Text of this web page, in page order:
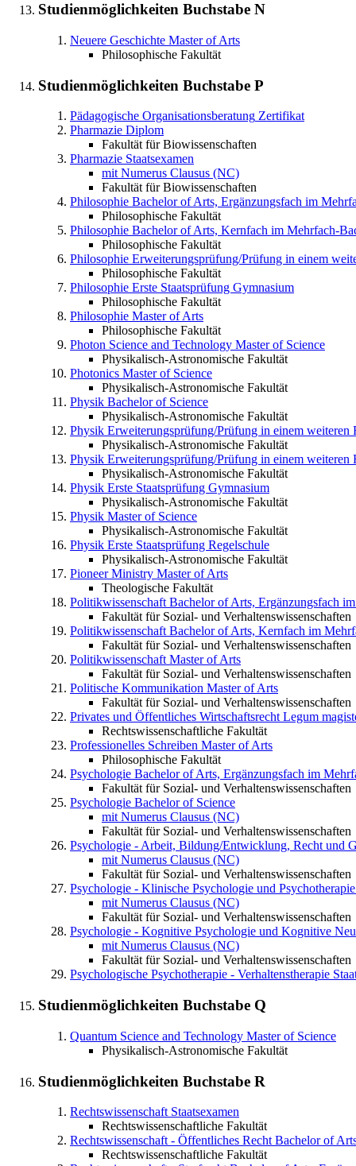
Studienmöglichkeiten Buchstabe N
Neuere Geschichte Master of Arts
Philosophische Fakultät
Studienmöglichkeiten Buchstabe P
Pädagogische Organisationsberatung Zertifikat
Pharmazie Diplom
Fakultät für Biowissenschaften
Pharmazie Staatsexamen
mit Numerus Clausus (NC)
Fakultät für Biowissenschaften
Philosophie Bachelor of Arts, Ergänzungsfach im
Philosophische Fakultät
Philosophie Bachelor of Arts, Kernfach im Mehrfach-
Philosophische Fakultät
Philosophie Erweiterungsprüfung/Prüfung in einem
Philosophische Fakultät
Philosophie Erste Staatsprüfung Gymnasium
Philosophische Fakultät
Philosophie Master of Arts
Philosophische Fakultät
Photon Science and Technology Master of Science
Physikalisch-Astronomische Fakultät
Photonics Master of Science
Physikalisch-Astronomische Fakultät
Physik Bachelor of Science
Physikalisch-Astronomische Fakultät
Physik Erweiterungsprüfung/Prüfung in einem weiteren
Physikalisch-Astronomische Fakultät
Physik Erweiterungsprüfung/Prüfung in einem weiteren
Physikalisch-Astronomische Fakultät
Physik Erste Staatsprüfung Gymnasium
Physikalisch-Astronomische Fakultät
Physik Master of Science
Physikalisch-Astronomische Fakultät
Physik Erste Staatsprüfung Regelschule
Physikalisch-Astronomische Fakultät
Pioneer Ministry Master of Arts
Theologische Fakultät
Politikwissenschaft Bachelor of Arts, Ergänzungsfach
Fakultät für Sozial- und Verhaltenswissenschaften
Politikwissenschaft Bachelor of Arts, Kernfach im
Fakultät für Sozial- und Verhaltenswissenschaften
Politikwissenschaft Master of Arts
Fakultät für Sozial- und Verhaltenswissenschaften
Politische Kommunikation Master of Arts
Fakultät für Sozial- und Verhaltenswissenschaften
Privates und Öffentliches Wirtschaftsrecht Legum
Rechtswissenschaftliche Fakultät
Professionelles Schreiben Master of Arts
Philosophische Fakultät
Psychologie Bachelor of Arts, Ergänzungsfach im
Fakultät für Sozial- und Verhaltenswissenschaften
Psychologie Bachelor of Science
mit Numerus Clausus (NC)
Fakultät für Sozial- und Verhaltenswissenschaften
Psychologie - Arbeit, Bildung/Entwicklung, Recht und
mit Numerus Clausus (NC)
Fakultät für Sozial- und Verhaltenswissenschaften
Psychologie - Klinische Psychologie und Psychotherapie
mit Numerus Clausus (NC)
Fakultät für Sozial- und Verhaltenswissenschaften
Psychologie - Kognitive Psychologie und Kognitive
mit Numerus Clausus (NC)
Fakultät für Sozial- und Verhaltenswissenschaften
Psychologische Psychotherapie - Verhaltenstherapie
Studienmöglichkeiten Buchstabe Q
Quantum Science and Technology Master of Science
Physikalisch-Astronomische Fakultät
Studienmöglichkeiten Buchstabe R
Rechtswissenschaft Staatsexamen
Rechtswissenschaftliche Fakultät
Rechtswissenschaft - Öffentliches Recht Bachelor of
Rechtswissenschaftliche Fakultät